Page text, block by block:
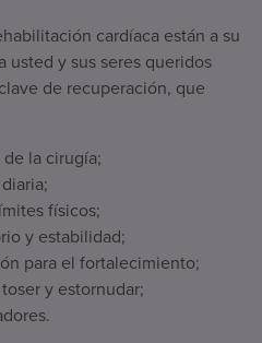
cardíaca están a su
usted y sus seres queridos
de recuperación, que
la cirugía;
físicos;
y estabilidad;
para el fortalecimiento;
y estornudar;